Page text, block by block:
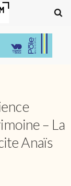
– La
Anaïs